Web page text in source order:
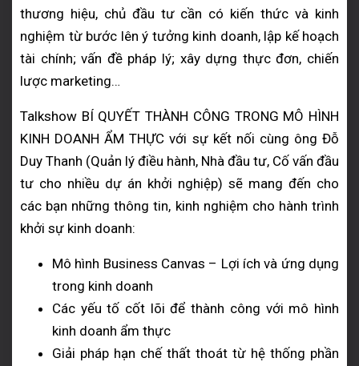
thương hiệu, chủ đầu tư cần có kiến thức và kinh
nghiệm từ bước lên ý tưởng kinh doanh, lập kế hoạch
tài chính; vấn đề pháp lý; xây dựng thực đơn, chiến
lược marketing…
Talkshow BÍ QUYẾT THÀNH CÔNG TRONG MÔ HÌNH
KINH DOANH ẨM THỰC với sự kết nối cùng ông Đỗ
Duy Thanh (Quản lý điều hành, Nhà đầu tư, Cố vấn đầu
tư cho nhiều dự án khởi nghiệp) sẽ mang đến cho
các bạn những thông tin, kinh nghiệm cho hành trình
khởi sự kinh doanh:
Mô hình Business Canvas – Lợi ích và ứng dụng
trong kinh doanh
Các yếu tố cốt lõi để thành công với mô hình
kinh doanh ẩm thực
Giải pháp hạn chế thất thoát từ hệ thống phần